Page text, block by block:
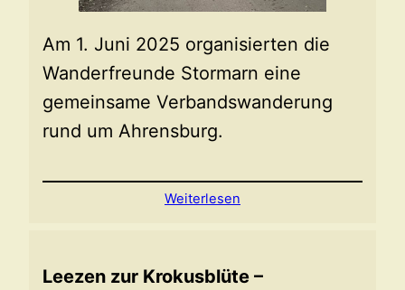
Am 1. Juni 2025 organisierten die
Wanderfreunde Stormarn eine
gemeinsame Verbandswanderung
rund um Ahrensburg.
Weiterlesen
Leezen zur Krokusblüte –